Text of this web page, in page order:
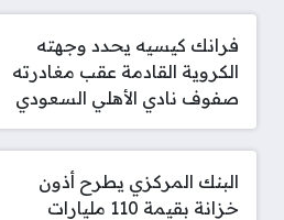
فرانك كيسيه يحدد وجهته
الكروية القادمة عقب مغادرته
صفوف نادي الأهلي السعودي
البنك المركزي يطرح أذون
خزانة بقيمة 110 مليارات